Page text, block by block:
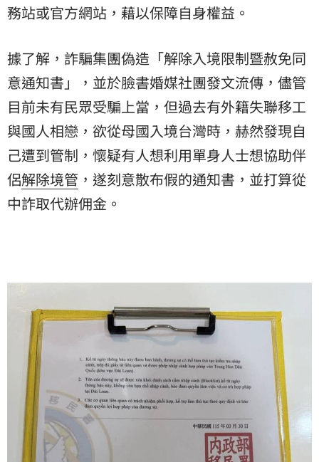
務站或官方網站，藉以保障自身權益。
據了解，詐騙集團偽造「解除入境限制暨赦免同
意通知書」，並於臉書婚媒社團發文流傳，儘管
目前未有民眾受騙上當，但過去有外籍失聯移工
與國人相戀，欲從母國入境台灣時，赫然發現自
己遭到管制，懷疑有人想利用單身人士想協助伴
侶解除境管 ，遂刻意散布假的通知書，並打算從
中詐取代辦佣金。